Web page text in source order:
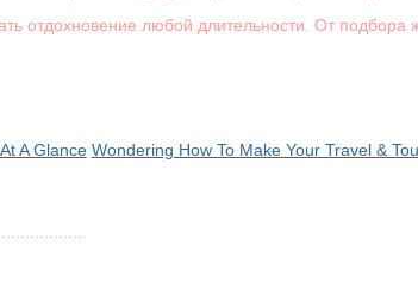
отдохновение любой длительности. От подбора
A Glance Wondering How To Make Your Travel &